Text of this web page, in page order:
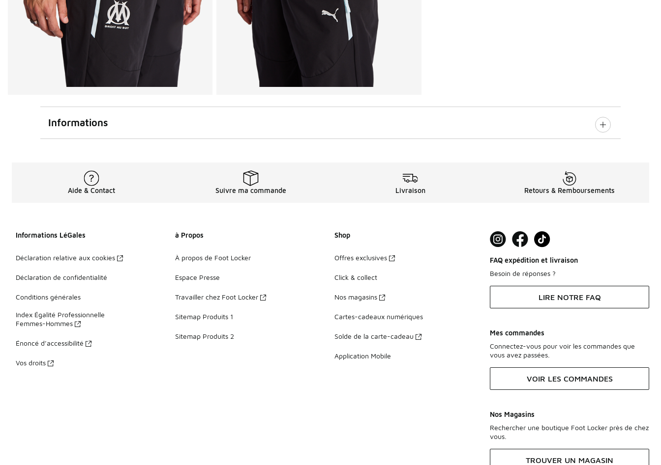
Informations
Aide & Contact Suivre ma commande Livraison Retours & Remboursements
Informations LéGales
Déclaration relative aux cookies
Déclaration de confidentialité
Conditions générales
Index Égalité Professionnelle
Femmes-Hommes
Énoncé d’accessibilité
Vos droits
à Propos
À propos de Foot Locker
Espace Presse
Travailler chez Foot Locker
Sitemap Produits 1
Sitemap Produits 2
Shop
Offres exclusives
Click & collect
Nos magasins
Cartes-cadeaux numériques
Solde de la carte-cadeau
Application Mobile
FAQ expédition et livraison
Besoin de réponses ?
LIRE NOTRE FAQ
Mes commandes
Connectez-vous pour voir les commandes que
vous avez passées.
VOIR LES COMMANDES
Nos Magasins
Rechercher une boutique Foot Locker près de chez
vous.
TROUVER UN MAGASIN